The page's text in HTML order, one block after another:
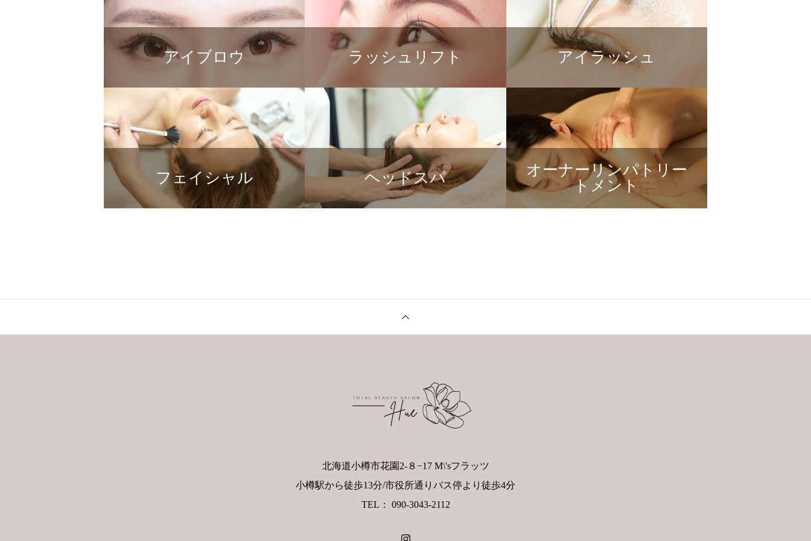
アイブロウ ラッシュリフト アイラッシュ
フェイシャル ヘッドスパ
オーナーリンパトリー
トメント
北海道小樽市花園2-８−17 M\'sフラッツ
小樽駅から徒歩13分/市役所通りバス停より徒歩4分
TEL： 090-3043-2112